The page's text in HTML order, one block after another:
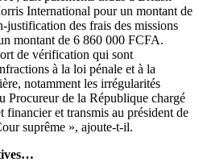
International pour un montant de
des frais des missions
montant de 6 860 000 FCFA.
de vérification qui sont
à la loi pénale et à la
notamment les irrégularités
Procureur de la République chargé
financier et transmis au président de
suprême », ajoute-t-il.